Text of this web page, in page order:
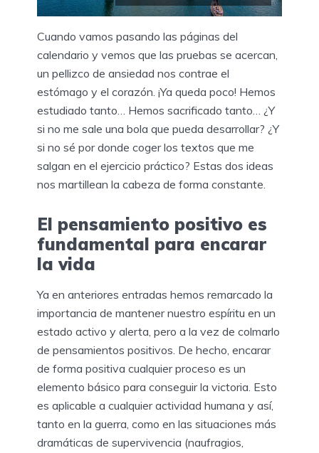
Cuando vamos pasando las páginas del
calendario y vemos que las pruebas se acercan,
un pellizco de ansiedad nos contrae el
estómago y el corazón. ¡Ya queda poco! Hemos
estudiado tanto… Hemos sacrificado tanto… ¿Y
si no me sale una bola que pueda desarrollar? ¿Y
si no sé por donde coger los textos que me
salgan en el ejercicio práctico? Estas dos ideas
nos martillean la cabeza de forma constante.
El pensamiento positivo es
fundamental para encarar
la vida
Ya en anteriores entradas hemos remarcado la
importancia de mantener nuestro espíritu en un
estado activo y alerta, pero a la vez de colmarlo
de pensamientos positivos. De hecho, encarar
de forma positiva cualquier proceso es un
elemento básico para conseguir la victoria. Esto
es aplicable a cualquier actividad humana y así,
tanto en la guerra, como en las situaciones más
dramáticas de supervivencia (naufragios,